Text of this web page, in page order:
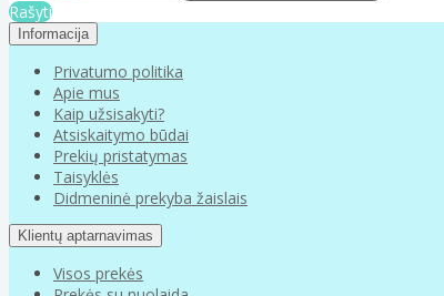
Rašyti
Informacija
Privatumo politika
Apie mus
Kaip užsisakyti?
Atsiskaitymo būdai
Prekių pristatymas
Taisyklės
Didmeninė prekyba žaislais
Klientų aptarnavimas
Visos prekės